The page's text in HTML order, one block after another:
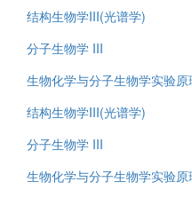
结构生物学III(光谱学)
分子生物学 III
生物化学与分子生物学实验原
结构生物学III(光谱学)
分子生物学 III
生物化学与分子生物学实验原